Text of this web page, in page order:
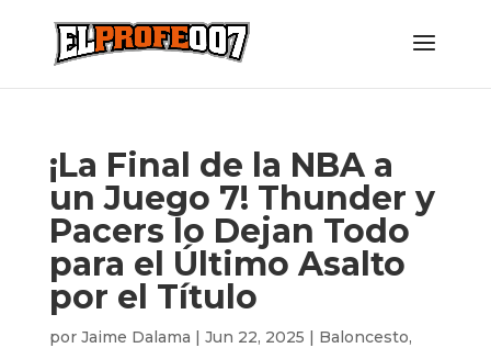
¡La Final de la NBA a
un Juego 7! Thunder y
Pacers lo Dejan Todo
para el Último Asalto
por el Título
por Jaime Dalama | Jun 22, 2025 | Baloncesto,